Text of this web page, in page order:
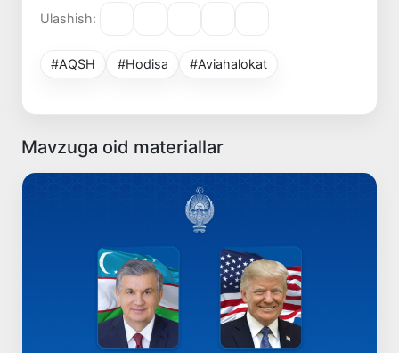
Ulashish:
#AQSH #Hodisa #Aviahalokat
Mavzuga oid materiallar